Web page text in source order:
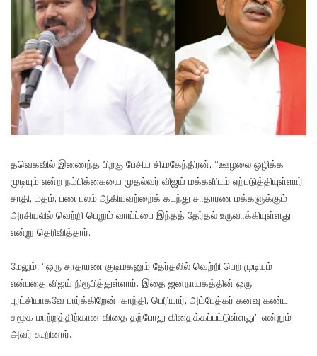
தவெகவில் இணைந்த பிறகு பேசிய சி.மகேந்திரன், “ஊழலை ஒழிக்க
முடியும் என்ற நம்பிக்கையை முதல்வர் விஜய் மக்களிடம் ஏற்படுத்தியுள்ளார்.
சாதி, மதம், பண பலம் ஆகியவற்றைக் கடந்து சாதாரண மக்களுக்கும்
அரசியலில் வெற்றி பெறும் வாய்ப்பை இந்தத் தேர்தல் உருவாக்கியுள்ளது”
என்று தெரிவித்தார்.
மேலும், “ஒரு சாதாரண குடிமகனும் தேர்தலில் வெற்றி பெற முடியும்
என்பதை விஜய் நிரூபித்துள்ளார். இதை ஜனநாயகத்தின் ஒரு
புரட்சியாகவே பார்க்கிறேன். காந்தி, பெரியார், அம்பேத்கர் கனவு கண்ட
சமூக மாற்றத்திற்கான விதை தற்போது விதைக்கப்பட்டுள்ளது” என்றும்
அவர் கூறினார்.